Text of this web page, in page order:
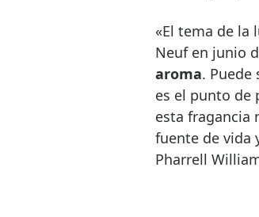
«El tema de la
Neuf en junio
aroma.
es el punto de
esta fragancia
fuente de vida
Pharrell